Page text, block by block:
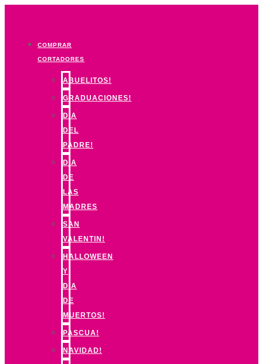
COMPRAR
CORTADORES
ABUELITOS!
GRADUACIONES!
DIA
DEL
PADRE!
DIA
DE
LAS
MADRES
SAN
VALENTIN!
HALLOWEEN
Y
DIA
DE
MUERTOS!
PASCUA!
NAVIDAD!